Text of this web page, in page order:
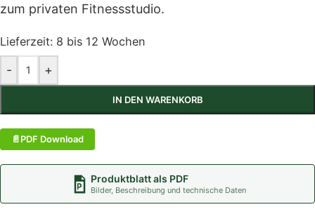
zum privaten Fitnessstudio.
Lieferzeit: 8 bis 12 Wochen
- +
IN DEN WARENKORB
PDF Download
Produktblatt als PDF
Bilder, Beschreibung und technische Daten